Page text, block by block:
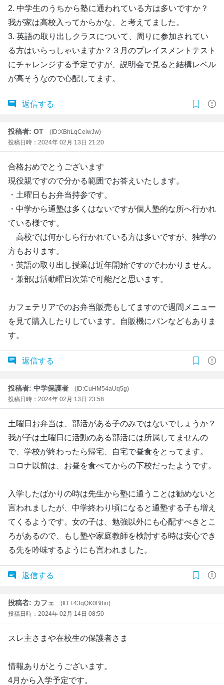
2. 中学生のうちから塾に通われている方は多いですか？
我が家は高校入ってからかな、と考えてました。
3. 英語の取り出しクラスについて、周りに参加されてい
る方はいらっしゃいますか？３月のプレイスメントテスト
にチャレンジする予定ですが、説明会で見ると結構レベル
が高そうなので心配してます。
返信する
投稿者: OT
(ID:XBhLqCeiwJw)
投稿日時：2024年 02月 13日 21:20
合格おめでとうございます
現役親ですので分かる範囲でお答えいたします。
・土曜日もお弁当持参です。
・中学から通塾は多くはないですが個人塾的な所へ行かれ
ている様です。
高校では何かしら行かれている方は多いですが、独学の
方もおります。
・英語の取り出し授業は近年開始ですのでわかりません。
・兼部は活動曜日次第で可能だと思います。
カフェテリアでのお弁当販売もしてますので週間メニュー
を見て購入したりしています。自販機にパンなどもありま
す。
返信する
投稿者: 中学保護者
(ID:CuHM54aUq5g)
投稿日時：2024年 02月 13日 23:58
土曜日お弁当は、部活がある子のみではないでしょうか？
我が子は土曜日に活動のある部活には所属してませんの
で、学校が終わったら帰宅、自宅で昼食をとってます。
コロナ以前は、お昼を食べてからの下校だったようです。
入学したばかりの時は先生から塾に通うことは勧めないと
言われましたが、中学終わり頃になると通塾する子も増え
てくるようです。女の子は、勉強以外にも心配すべきとこ
ろがあるので、もし塾や家庭教師を検討する時は安心でき
る先を吟味するようにも言われました。
返信する
投稿者: カフェ
(ID:T43qQK0B8io)
投稿日時：2024年 02月 14日 08:50
スレ主さまや在校生の保護者さま
情報ありがとうございます。
4月から入学予定です。